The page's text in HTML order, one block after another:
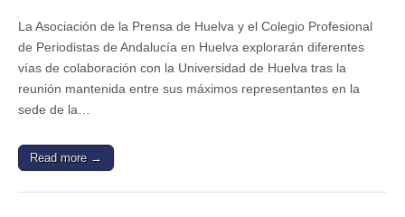
La Asociación de la Prensa de Huelva y el Colegio Profesional
de Periodistas de Andalucía en Huelva explorarán diferentes
vías de colaboración con la Universidad de Huelva tras la
reunión mantenida entre sus máximos representantes en la
sede de la…
Read more →